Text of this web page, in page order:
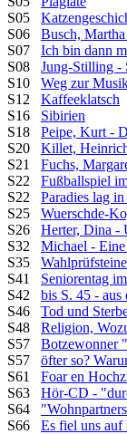
S05
S06 Busch,
S07 Ich bin dann
S08 Jung-Stilling -
S10 Weg zur
S12 Kaffeeklatsch
S16 Sibirien
S18 Peipe, Kurt -
S20 Killet,
S21 Fuchs,
S22 Fußballspiel
S22 Paradies lag
S25 Wuerschde-
S26 Herter, Dina -
S32 Michael -
S35
S41 Seniorentag
S42 bis S. 45 - aus
S46 Tod und
S48 Religion,
S57 Botzewonner
S57 öfter so?
S61 Foar en
S63 Hör-CD -
S64
S66 Es fiel uns